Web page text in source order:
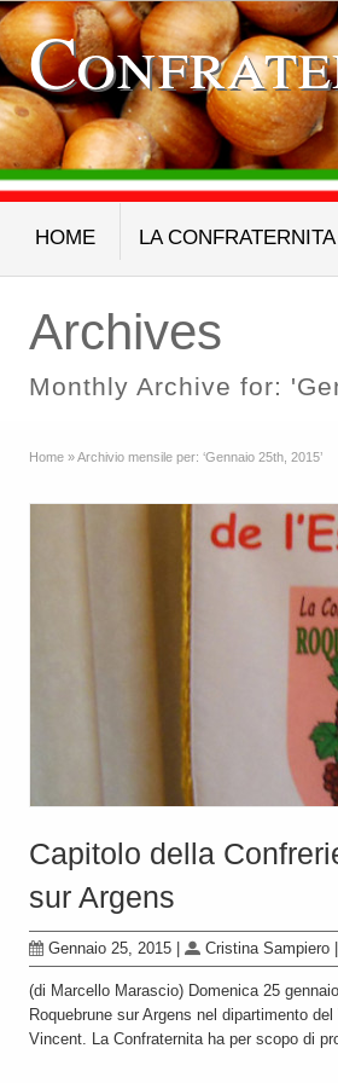
HOME LA CONFRATERNITA
Archives
Monthly Archive for:
Home »Archivio mensile per: ‘Gennaio 25th, 2015’
Capitolo della
sur Argens
Gennaio 25, 2015 Cristina Sampiero
(di Marcello Marascio) Domenica 25
Roquebrune sur Argens nel dipartimento
Vincent. La Confraternita ha per scopo di